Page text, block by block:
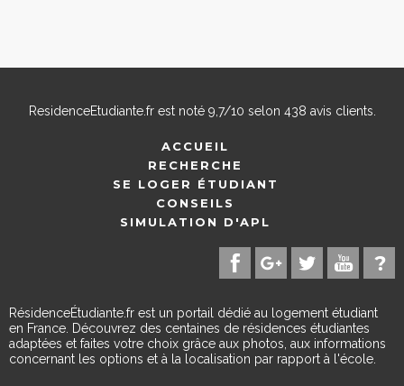
ResidenceEtudiante.frest noté 9,7/10 selon 438 avis clients.
ACCUEIL
RECHERCHE
SE LOGER ÉTUDIANT
CONSEILS
SIMULATION D'APL
RésidenceÉtudiante.fr est un portail dédié au logement étudiant
en France. Découvrez des centaines de résidences étudiantes
adaptées et faites votre choix grâce aux photos, aux informations
concernant les options et à la localisation par rapport à l'école.